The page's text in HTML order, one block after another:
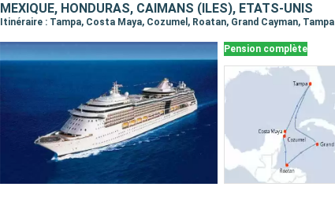
MEXIQUE, HONDURAS, CAÏMANS (ÎLES), ÉTATS-UNIS
Itinéraire : Tampa, Costa Maya, Cozumel, Roatan, Grand Cayman, Tampa
Pension complète